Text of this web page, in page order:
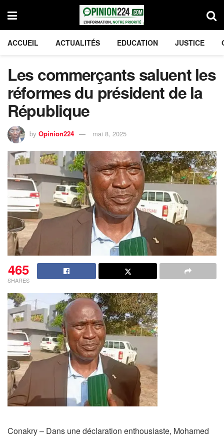
ACCUEIL ACTUALITÉS EDUCATION JUSTICE
Les commerçants saluent les
réformes du président de la
République
by Opinion224 mai 8, 2025
465
SHARES
Conakry – Dans une déclaration enthousiaste, Mohamed